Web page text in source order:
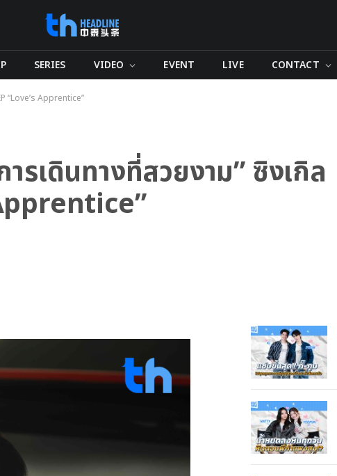
SERIES VIDEO EVENT LIVE CONTACT
“Love’s Apprentice”
รเดินทางที่สวยงาม” ซิงเกิล